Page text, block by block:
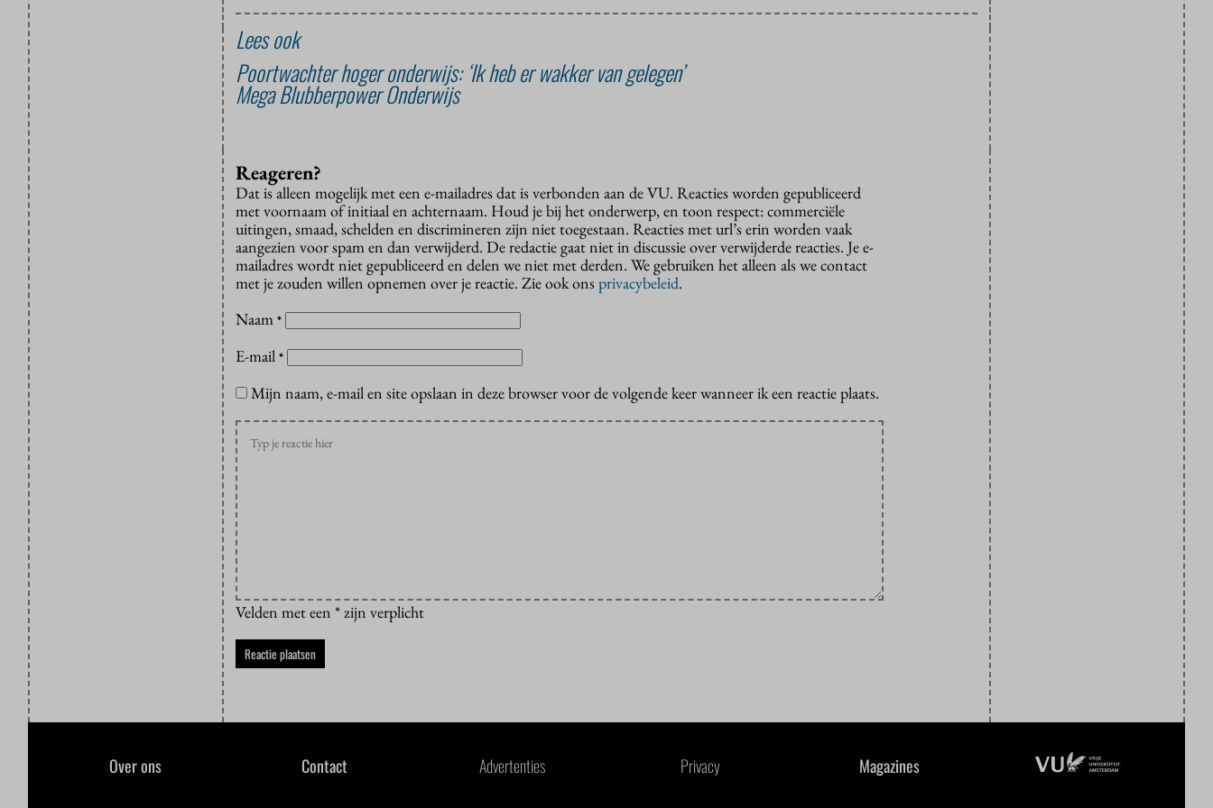
Lees ook
Poortwachter hoger onderwijs: ‘Ik heb er wakker van gelegen’
Mega Blubberpower Onderwijs
Reageren?
Dat is alleen mogelijk met een e-mailadres dat is verbonden aan de VU. Reacties worden gepubliceerd
met voornaam of initiaal en achternaam. Houd je bij het onderwerp, en toon respect: commerciële
uitingen, smaad, schelden en discrimineren zijn niet toegestaan. Reacties met url’s erin worden vaak
aangezien voor spam en dan verwijderd. De redactie gaat niet in discussie over verwijderde reacties. Je e-
mailadres wordt niet gepubliceerd en delen we niet met derden. We gebruiken het alleen als we contact
met je zouden willen opnemen over je reactie. Zie ook onsprivacybeleid.
Naam *
E-mail *
Mijn naam, e-mail en site opslaan in deze browser voor de volgende keer wanneer ik een reactie plaats.
Velden met een * zijn verplicht
Over ons Contact Advertenties Privacy Magazines